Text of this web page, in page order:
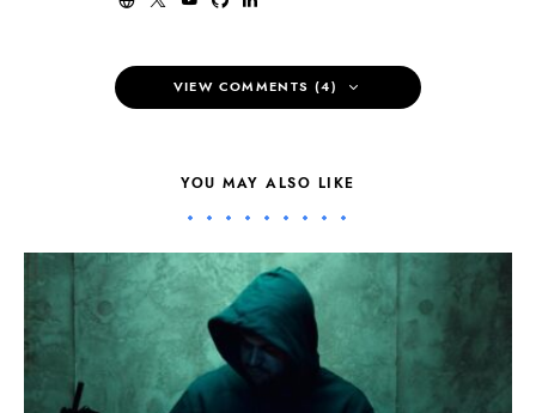
VIEW COMMENTS (4)
YOU MAY ALSO LIKE